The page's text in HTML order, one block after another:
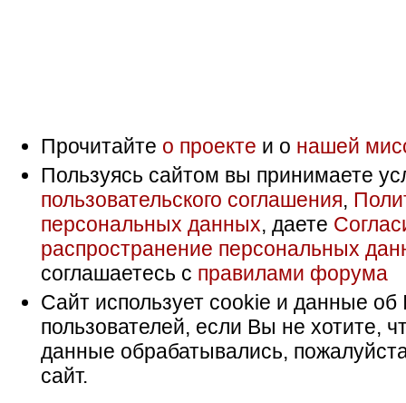
Прочитайте о проекте и о нашей
Пользуясь сайтом вы принимаете
пользовательского соглашения,
персональных данных, даете
распространение персональных
соглашаетесь с правилами форума
Сайт использует cookie и данные об
пользователей, если Вы не хотите,
данные обрабатывались,
сайт.